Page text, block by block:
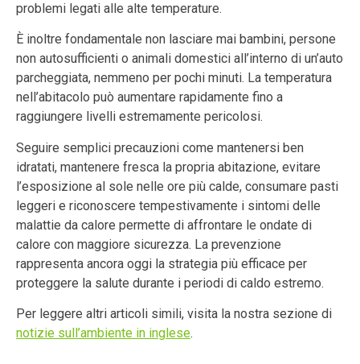
problemi legati alle alte temperature.
È inoltre fondamentale non lasciare mai bambini, persone
non autosufficienti o animali domestici all’interno di un’auto
parcheggiata, nemmeno per pochi minuti. La temperatura
nell’abitacolo può aumentare rapidamente fino a
raggiungere livelli estremamente pericolosi.
Seguire semplici precauzioni come mantenersi ben
idratati, mantenere fresca la propria abitazione, evitare
l’esposizione al sole nelle ore più calde, consumare pasti
leggeri e riconoscere tempestivamente i sintomi delle
malattie da calore permette di affrontare le ondate di
calore con maggiore sicurezza. La prevenzione
rappresenta ancora oggi la strategia più efficace per
proteggere la salute durante i periodi di caldo estremo.
Per leggere altri articoli simili, visita la nostra sezione di
notizie sull’ambiente in inglese.